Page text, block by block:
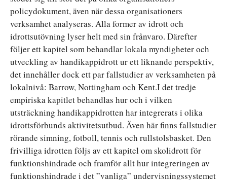
policydokument, även när dessa organisationers
verksamhet analyseras. Alla former av idrott och
idrottsutövning lyser helt med sin frånvaro. Därefter
följer ett kapitel som behandlar lokala myndigheter och
utveckling av handikappidrott ur ett liknande perspektiv,
det innehåller dock ett par fallstudier av verksamheten på
lokalnivå: Barrow, Nottingham och Kent.I det tredje
empiriska kapitlet behandlas hur och i vilken
utsträckning handikappidrotten har integrerats i olika
idrottsförbunds aktivitetsutbud. Även här finns fallstudier
rörande simning, fotboll, tennis och rullstolsbasket. Den
frivilliga idrotten följs av ett kapitel om skolidrott för
funktionshindrade och framför allt hur integreringen av
funktionshindrade i det ”vanliga” undervisningssystemet